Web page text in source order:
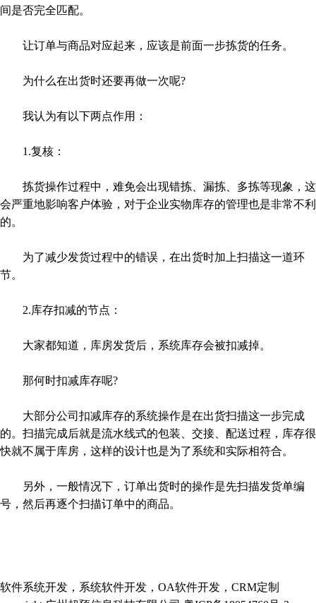
间是否完全匹配。
让订单与商品对应起来，应该是前面一步拣货的任务。
为什么在出货时还要再做一次呢?
我认为有以下两点作用：
1.复核：
拣货操作过程中，难免会出现错拣、漏拣、多拣等现象，这
会严重地影响客户体验，对于企业实物库存的管理也是非常不利
的。
为了减少发货过程中的错误，在出货时加上扫描这一道环
节。
2.库存扣减的节点：
大家都知道，库房发货后，系统库存会被扣减掉。
那何时扣减库存呢?
大部分公司扣减库存的系统操作是在出货扫描这一步完成
的。扫描完成后就是流水线式的包装、交接、配送过程，库存很
快就不属于库房，这样的设计也是为了系统和实际相符合。
另外，一般情况下，订单出货时的操作是先扫描发货单编
号，然后再逐个扫描订单中的商品。
软件系统开发，系统软件开发，OA软件开发，CRM定制